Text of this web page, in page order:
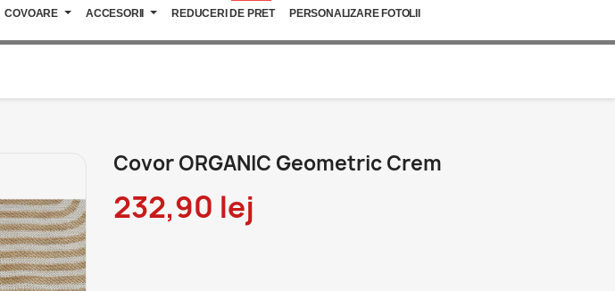
COVOARE ACCESORII REDUCERI DE PRET PERSONALIZARE FOTOLII
Covor ORGANIC Geometric Crem
232,90 lej